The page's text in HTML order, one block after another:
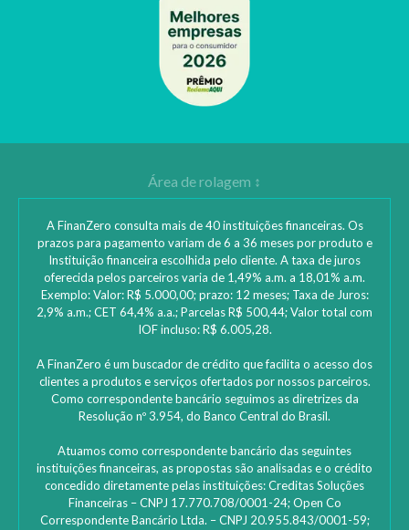
A FinanZero consulta mais de 40 instituições financeiras. Os
prazos para pagamento variam de 6 a 36 meses por produto e
Instituição financeira escolhida pelo cliente. A taxa de juros
oferecida pelos parceiros varia de 1,49% a.m. a 18,01% a.m.
Exemplo: Valor: R$ 5.000,00; prazo: 12 meses; Taxa de Juros:
2,9% a.m.; CET 64,4% a.a.; Parcelas R$ 500,44; Valor total com
IOF incluso: R$ 6.005,28.
A FinanZero é um buscador de crédito que facilita o acesso dos
clientes a produtos e serviços ofertados por nossos parceiros.
Como correspondente bancário seguimos as diretrizes da
Resolução nº 3.954, do Banco Central do Brasil.
Atuamos como correspondente bancário das seguintes
instituições financeiras, as propostas são analisadas e o crédito
concedido diretamente pelas instituições: ‎Creditas Soluções
Financeiras – CNPJ 17.770.708/0001-24; Open Co
Correspondente Bancário Ltda. – CNPJ 20.955.843/0001-59;